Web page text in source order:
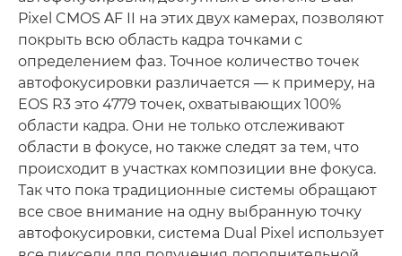
Pixel CMOS AF II на этих двух камерах, позволяют
покрыть всю область кадра точками с
определением фаз. Точное количество точек
автофокусировки различается — к примеру, на
EOS R3 это 4779 точек, охватывающих 100%
области кадра. Они не только отслеживают
области в фокусе, но также следят за тем, что
происходит в участках композиции вне фокуса.
Так что пока традиционные системы обращают
все свое внимание на одну выбранную точку
автофокусировки, система Dual Pixel использует